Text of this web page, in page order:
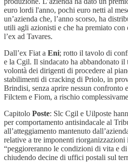
euro lordi l'anno, pochi euro netti al
un’azienda che, l’anno scorso, ha
utili agli azionisti e che ha premiato
l’ex ad Tavares.
Dall’ex Fiat a Eni; rotto il tavolo di
e la Cgil. Il sindacato ha abbandonato il
volontà dei dirigenti di procedere al
stabilimenti di cracking di Priolo, in
Brindisi, senza aprire nessun confronto
Filctem e Fiom, a rischio
Capitolo Poste: Slc Cgil e Uilposte
per comportamento antisindacale al
all’atteggiamento mantenuto
relative a tre imponenti riorganizzazioni
“peggioreranno le condizioni di vita e
chiudendo decine di uffici postali sul